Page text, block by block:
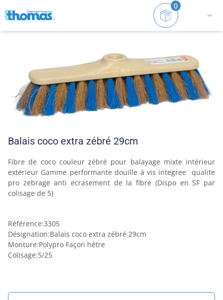
0
Accueil Intérieur/Extérieur et sols rugueux
Balais coco extra zébré 29cm
Fibre de coco couleur zébré pour balayage mixte intérieur
extérieur Gamme performante douille à vis integree  qualite
pro zebrage anti ecrasement de la fibre (Dispo en SF par
colisage de 5)
Référence:3305
Désignation:Balais coco extra zébré 29cm
Monture:Polypro Façon hêtre
Colisage:5/25